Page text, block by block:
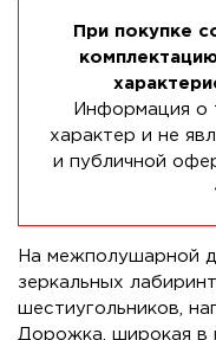
При покупке
Информация о
характер и не
и публичной
На межполушарной
зеркальных
шестиугольников,
Дорожка, широкая в